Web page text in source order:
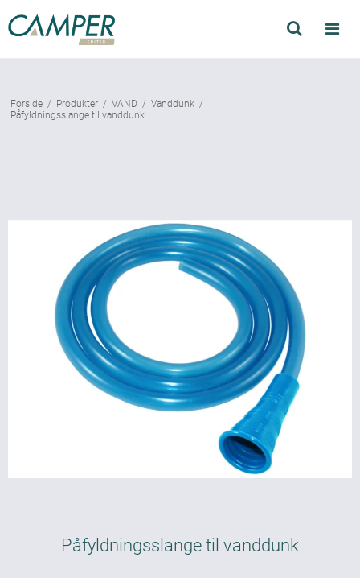
Find forhandler
Forside / Produkter / VAND / Vanddunk /
Påfyldningsslange til vanddunk
Påfyldningsslange til vanddunk